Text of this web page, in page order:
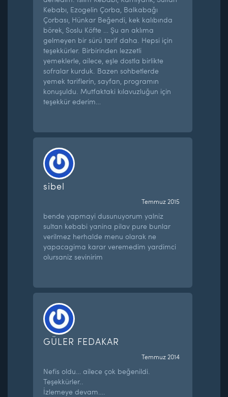
Kebabı, Ezogelin Çorba, Balkabağı
Çorbası, Hünkar Beğendi, kek kalıbında
börek, Soslu Köfte … Şu an aklıma
gelmeyen bir sürü tarif daha. Hepsi için
teşekkürler. Birbirinden lezzetli
yemeklerle, ailece, eşle dostla birlikte
sofralar kurduk. Bazen sohbetlerde
yemek tariflerin, sayfan, programın
konuşuldu. Mutfaktaki kılavuzluğun için
teşekkür ederim…
sibel
Temmuz 2015
bende yapmayi dusunuyorum yalniz
sultan kebabi yanina pilav pure bunlar
verilmez herhalde menu olarak ne
yapacagima karar veremedim yardimci
olursaniz sevinirim
GÜLER FEDAKAR
Temmuz 2014
Nefis oldu… ailece çok beğenildi.
Teşekkürler..
İzlemeye devam….